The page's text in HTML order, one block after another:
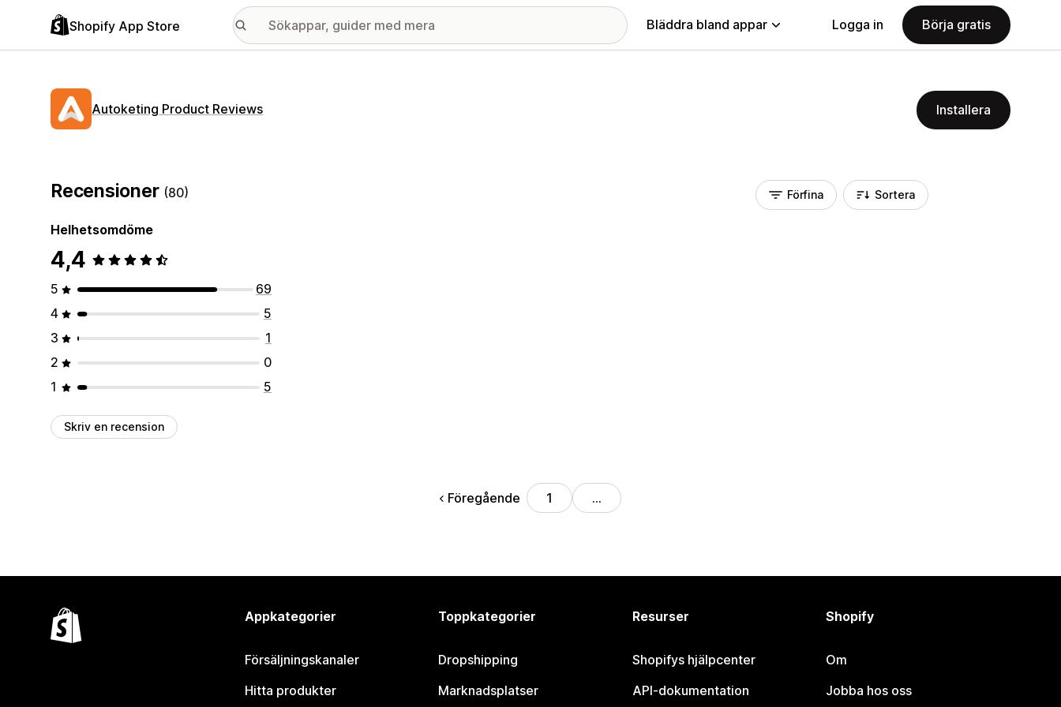
Shopify App Store Bläddra bland appar Logga in Börja gratis
Autoketing Product Reviews Installera
Recensioner (80)
Helhetsomdöme
4,4
5
69
4
5
3
1
2
0
1
5
Skriv en recension
Förfina Sortera
Föregående 1 …
Appkategorier
Försäljningskanaler
Hitta produkter
Toppkategorier
Dropshipping
Marknadsplatser
Resurser
Shopifys hjälpcenter
API-dokumentation
Shopify
Om
Jobba hos oss